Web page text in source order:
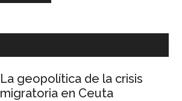
La geopolítica de la crisis
migratoria en Ceuta